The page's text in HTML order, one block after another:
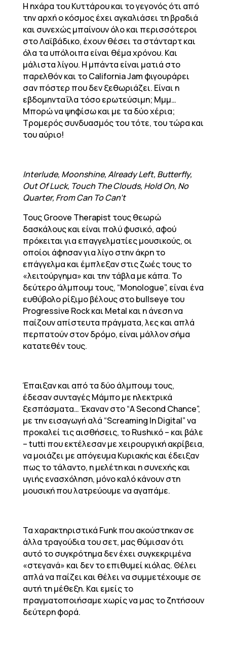
Η ηχάρα του Κυττάρου και το γεγονός ότι από
την αρχή ο κόσμος έχει αγκαλιάσει τη βραδιά
και συνεχώς μπαίνουν όλο και περισσότεροι
στο Λαϊβάδικο, έχουν θέσει τα στάνταρτ και
όλα τα υπόλοιπα είναι θέμα χρόνου. Και
μάλιστα λίγου. Η μπάντα είναι ματιά στο
παρελθόν και το California Jam φιγουράρει
σαν πόστερ που δεν ξεθωριάζει. Είναι η
εβδομηνταΐλα τόσο ερωτεύσιμη; Μμμ…
Μπορώ να ψηφίσω και με τα δύο χέρια;
Τρομερός συνδυασμός του τότε, του τώρα και
του αύριο!
Interlude, Moonshine, Already Left, Butterfly,
Out Of Luck, Touch The Clouds, Hold On, No
Quarter, From Can To Can’t
Τους Groove Therapist τους θεωρώ
δασκάλους και είναι πολύ φυσικό, αφού
πρόκειται για επαγγελματίες μουσικούς, οι
οποίοι άφησαν για λίγο στην άκρη το
επάγγελμα και έμπλεξαν στις ζωές τους το
«λειτούργημα» και την τάβλα με κάπα. Το
δεύτερο άλμπουμ τους, “Monologue”, είναι ένα
ευθύβολο ρίξιμο βέλους στο bullseye του
Progressive Rock και Metal και η άνεση να
παίζουν απίστευτα πράγματα, λες και απλά
περπατούν στον δρόμο, είναι μάλλον σήμα
κατατεθέν τους.
Έπαιξαν και από τα δύο άλμπουμ τους,
έδεσαν συνταγές Μάμπο με ηλεκτρικά
ξεσπάσματα… Έκαναν στο “A Second Chance”,
με την εισαγωγή αλά “Screaming In Digital” να
προκαλεί τις αισθήσεις, το Rushικό – και βάλε
– tutti που εκτέλεσαν με χειρουργική ακρίβεια,
να μοιάζει με απόγευμα Κυριακής και έδειξαν
πως το τάλαντο, η μελέτη και η συνεχής και
υγιής ενασχόληση, μόνο καλό κάνουν στη
μουσική που λατρεύουμε να αγαπάμε.
Τα χαρακτηριστικά Funk που ακούστηκαν σε
άλλα τραγούδια του σετ, μας θύμισαν ότι
αυτό το συγκρότημα δεν έχει συγκεκριμένα
«στεγανά» και δεν το επιθυμεί κιόλας. Θέλει
απλά να παίζει και θέλει να συμμετέχουμε σε
αυτή τη μέθεξη. Και εμείς το
πραγματοποιήσαμε χωρίς να μας το ζητήσουν
δεύτερη φορά.